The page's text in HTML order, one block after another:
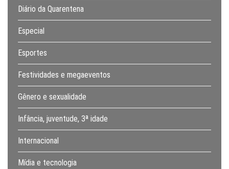
Diário da Quarentena
Especial
Esportes
Festividades e megaeventos
Gênero e sexualidade
Infância, juventude, 3ª idade
Internacional
Mídia e tecnologia